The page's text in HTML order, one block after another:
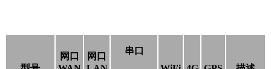
网口
网口
串口